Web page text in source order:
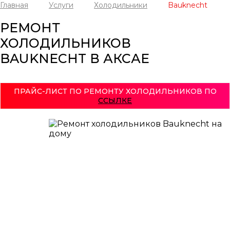
СУШИЛЬНЫЕ МАШИНЫ
Главная Услуги Холодильники Bauknecht
РЕМОНТ
ХОЛОДИЛЬНИКОВ
BAUKNECHT В АКСАЕ
ПРАЙС-ЛИСТ ПО РЕМОНТУ ХОЛОДИЛЬНИКОВ ПО
ССЫЛКЕ